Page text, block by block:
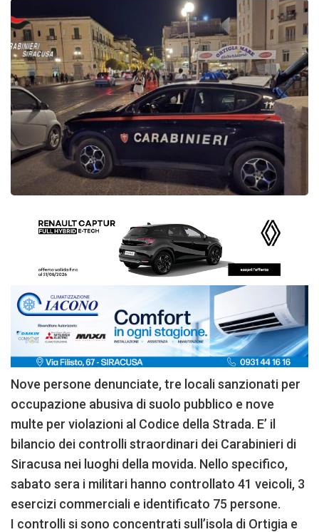
Nove persone denunciate, tre locali sanzionati per
occupazione abusiva di suolo pubblico e nove
multe per violazioni al Codice della Strada. E’ il
bilancio dei controlli straordinari dei Carabinieri di
Siracusa nei luoghi della movida. Nello specifico,
sabato sera i militari hanno controllato 41 veicoli, 3
esercizi commerciali e identificato 75 persone.
I controlli si sono concentrati sull’isola di Ortigia e